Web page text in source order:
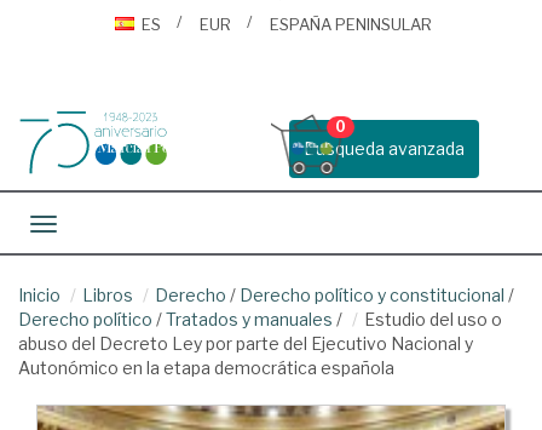
ES
EUR ESPAÑA PENINSULAR
Busqueda avanzada
0
Toggle navigation
Inicio Libros Derecho / Derecho político y constitucional /
Derecho político /Tratados y manuales /
Estudio del uso o
abuso del Decreto Ley por parte del Ejecutivo Nacional y
Autonómico en la etapa democrática española